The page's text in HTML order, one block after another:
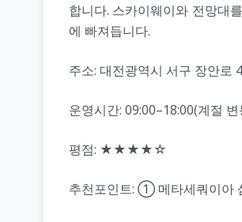
합니다. 스카이웨이와 전망대
에 빠져듭니다.
주소: 대전광역시 서구 장안로
운영시간: 09:00–18:00(계절 변
평점: ★★★★☆
추천포인트: ① 메타세쿼이아